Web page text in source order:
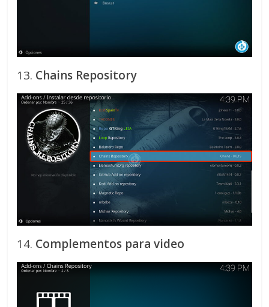
13. Chains Repository
14. Complementos para video